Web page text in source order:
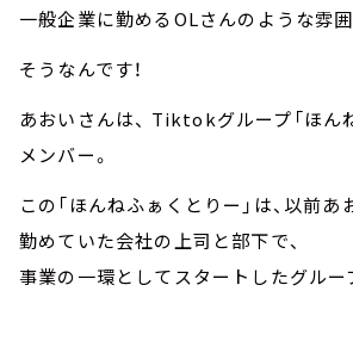
一般企業に勤めるOLさんのような雰囲
そうなんです！
あおいさんは、 Tiktokグループ「ほん
メンバー。
この「ほんねふぁくとりー」は、以前
勤めていた会社の上司と部下で、
事業の一環としてスタートしたグルー